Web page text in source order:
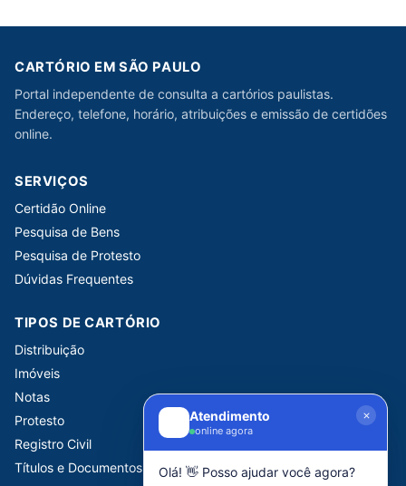
CARTÓRIO EM SÃO PAULO
Portal independente de consulta a cartórios paulistas.
Endereço, telefone, horário, atribuições e emissão de certidões
online.
SERVIÇOS
Certidão Online
Pesquisa de Bens
Pesquisa de Protesto
Dúvidas Frequentes
TIPOS DE CARTÓRIO
Distribuição
Imóveis
Notas
Protesto
Registro Civil
Títulos e Documentos
Atendimento
online agora
Olá! 👋 Posso ajudar você agora?